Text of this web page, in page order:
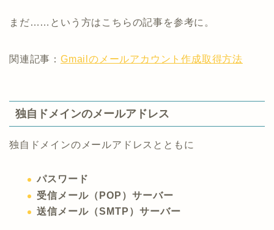
まだ……という方はこちらの記事を参考に。
関連記事： Gmailのメールアカウント作成取得方法
独自ドメインのメールアドレス
独自ドメインのメールアドレスとともに
パスワード
受信メール（POP）サーバー
送信メール（SMTP）サーバー